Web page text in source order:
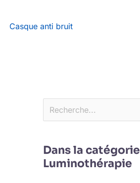
Casque anti bruit
Dans la catégorie
Luminothérapie